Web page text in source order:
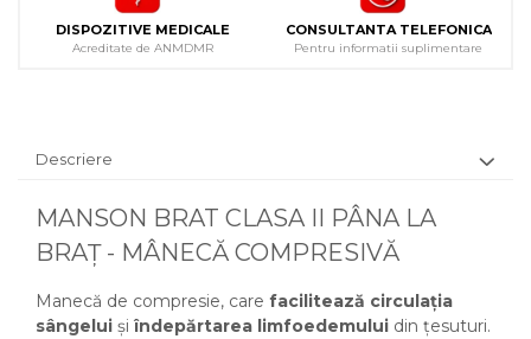
DISPOZITIVE MEDICALE
Acreditate de ANMDMR
CONSULTANTA TELEFONICA
Pentru informatii suplimentare
Descriere
MANSON BRAT CLASA II PÂNA LA
BRAȚ - MÂNECĂ COMPRESIVĂ
Manecă de compresie, care facilitează circulația
sângelui și îndepărtarea limfoedemului din țesuturi.